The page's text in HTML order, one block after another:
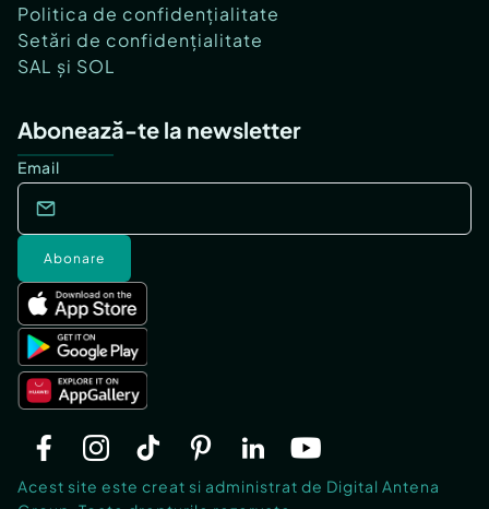
Politica de confidențialitate
Setări de confidențialitate
SAL și SOL
Abonează-te la newsletter
Email
Abonare
Acest site este creat si administrat de Digital Antena